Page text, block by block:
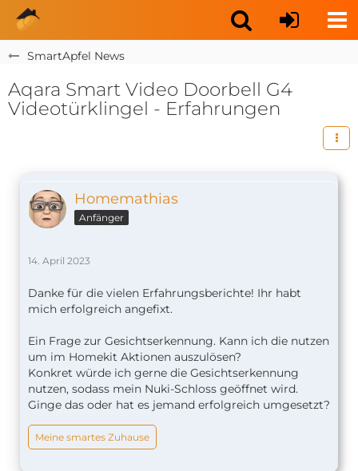
SmartApfel News
Aqara Smart Video Doorbell G4
Videotürklingel - Erfahrungen
Homemathias
Anfänger
14. April 2023
Danke für die vielen Erfahrungsberichte! Ihr habt
mich erfolgreich angefixt.
Ein Frage zur Gesichtserkennung. Kann ich die nutzen
um im Homekit Aktionen auszulösen?
Konkret würde ich gerne die Gesichtserkennung
nutzen, sodass mein Nuki-Schloss geöffnet wird.
Ginge das oder hat es jemand erfolgreich umgesetzt?
Meine smartes Zuhause